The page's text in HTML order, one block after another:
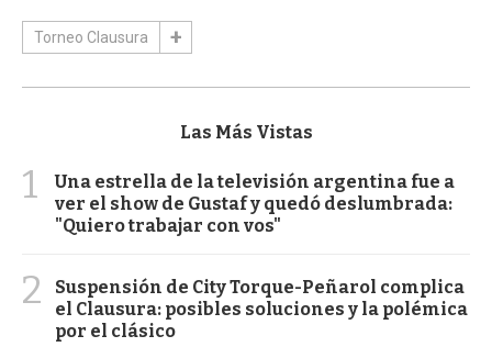
Torneo Clausura
Las Más Vistas
1
Una estrella de la televisión argentina fue a
ver el show de Gustaf y quedó deslumbrada:
"Quiero trabajar con vos"
2
Suspensión de City Torque-Peñarol complica
el Clausura: posibles soluciones y la polémica
por el clásico